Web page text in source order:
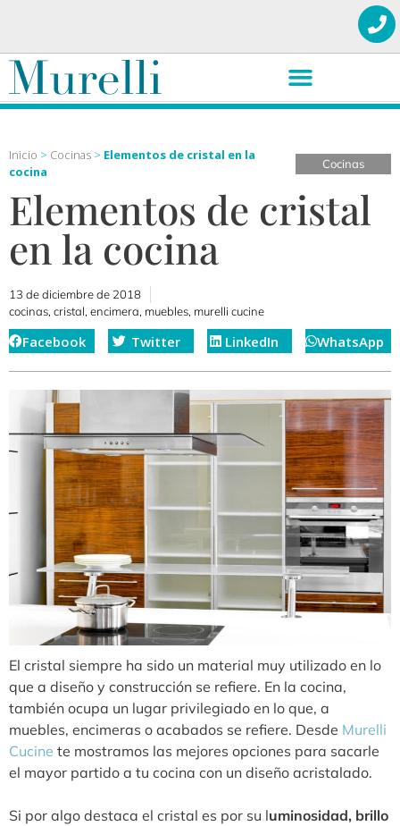
Inicio > Cocinas > Elementos de cristal en la
cocina
Cocinas
Elementos de cristal
en la cocina
13 de diciembre de 2018
cocinas, cristal, encimera, muebles, murelli cucine
Facebook Twitter LinkedIn WhatsApp
El cristal siempre ha sido un material muy utilizado en lo
que a diseño y construcción se refiere. En la cocina,
también ocupa un lugar privilegiado en lo que, a
muebles, encimeras o acabados se refiere. Desde Murelli
Cucine te mostramos las mejores opciones para sacarle
el mayor partido a tu cocina con un diseño acristalado.
Si por algo destaca el cristal es por su luminosidad, brillo